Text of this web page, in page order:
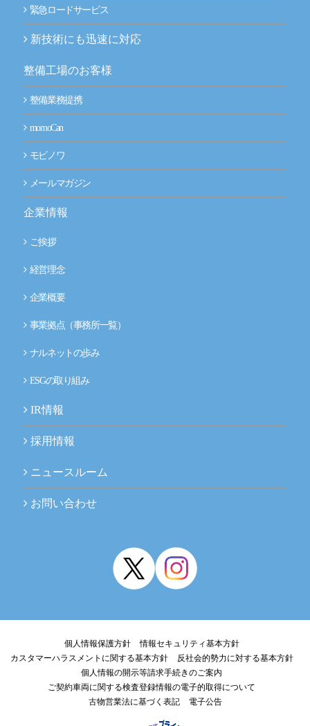
緊急ロードサービス
新技術にも迅速に対応
整備工場のお客様
整備業務提携
momoCan
モビノワ
メールマガジン
企業情報
ご挨拶
経営理念
企業概要
事業拠点（事務所一覧）
ナルネットの歩み
ESGの取り組み
IR情報
採用情報
ニュースルーム
お問い合わせ
個人情報保護方針
情報セキュリティ基本方針
カスタマーハラスメントに関する基本方針
反社会的勢力に対する基本方針
個人情報の開示等請求手続きのご案内
ご契約車両に関する検査登録情報の電子的取得について
古物営業法に基づく表記
電子公告
CLOSE